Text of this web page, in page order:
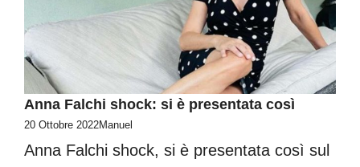
Anna Falchi shock: si è presentata così
20 Ottobre 2022Manuel
Anna Falchi shock, si è presentata così sul